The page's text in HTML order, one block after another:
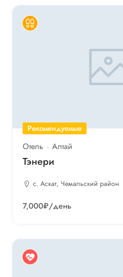
Рекомендуемые
Отель Алтай
Тэнери
с. Аскат, Чемальский район
7,000₽/день